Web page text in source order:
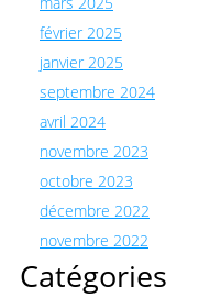
février 2025
janvier 2025
septembre 2024
avril 2024
novembre 2023
octobre 2023
décembre 2022
novembre 2022
Catégories